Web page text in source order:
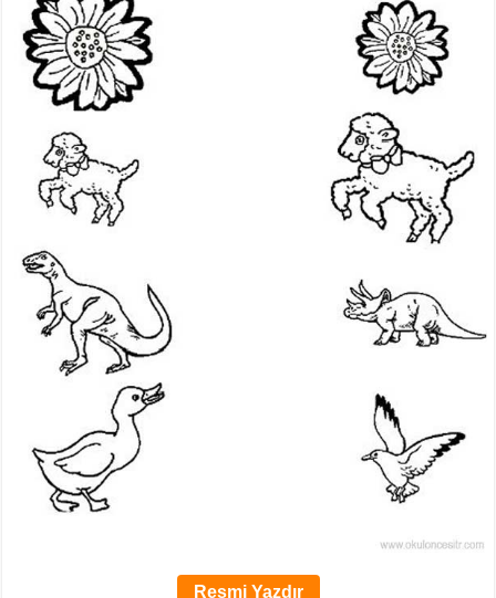
Resmi Yazdır